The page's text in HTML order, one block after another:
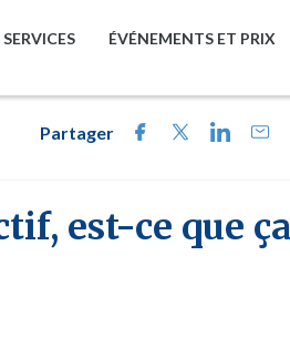
SERVICES ÉVÉNEMENTS ET PRIX
Partager
est-ce que ça